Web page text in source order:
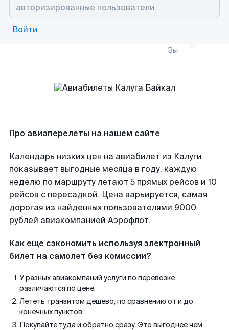
Войти
Вы
Про авиаперелеты на нашем сайте
Календарь низких цен на авиабилет из Калуги
показывает выгодные месяца в году, каждую
неделю по маршруту летают 5 прямых рейсов и 10
рейсов с пересадкой. Цена варьируется, самая
дорогая из найденных пользователями 9000
рублей авиакомпанией Аэрофлот.
Как еще сэкономить используя электронный
билет на самолет без комиссии?
У разных авиакомпаний услуги по перевозке
различаются по цене.
Лететь транзитом дешево, по сравнению от и до
конечных пунктов.
Покупайте туда и обратно сразу. Это выгоднее чем